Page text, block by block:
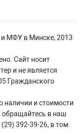
и МФУ в Минске, 2013
Сайт носит
и не является
Гражданского
наличии и стоимости
обращайтесь в наш
392-39-26, в том